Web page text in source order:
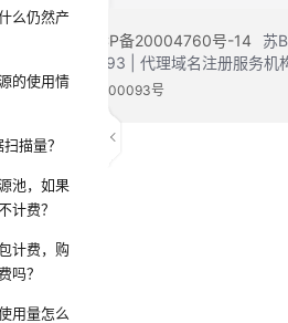
么仍然产
的使用情
描量？
池，如果
计费？
计费，购
吗？
用量怎么
权所有 黔ICP备20004760号-14 苏
B1.B2-20200593 | 代理域名注册服务机
安备 52990002000093号